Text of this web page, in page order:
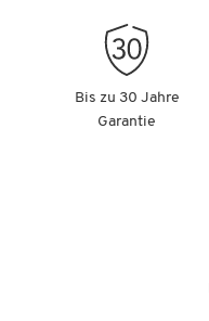
Bis zu 30 Jahre
Garantie